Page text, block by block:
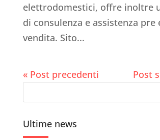
elettrodomestici, offre inoltre
di consulenza e assistenza pre
vendita. Sito...
« Post precedenti Post
Ultime news